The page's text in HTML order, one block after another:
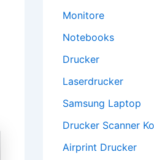
Monitore
Notebooks
Drucker
Laserdrucker
Samsung Laptop
Drucker Scanner
Airprint Drucker